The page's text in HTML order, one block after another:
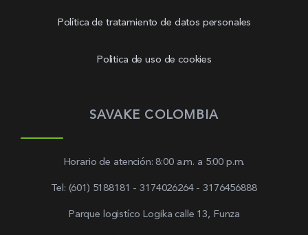
Política de tratamiento de datos personales
Politica de uso de cookies
SAVAKE COLOMBIA
Horario de atención: 8:00 a.m. a 5:00 p.m.
Tel: (601) 5188181 - 3174026264 - 3176456888
Parque logistíco Logika calle 13, Funza